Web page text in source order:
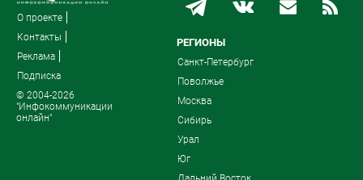
О проекте
Контакты
Реклама
Подписка
© 2004-2026
"Инфокоммуникации
онлайн"
РЕГИОНЫ
Санкт-Петербург
Поволжье
Москва
Сибирь
Урал
Юг